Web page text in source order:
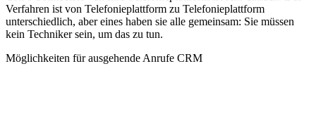
Verfahren ist von Telefonieplattform zu Telefonieplattform
unterschiedlich, aber eines haben sie alle gemeinsam: Sie müssen
kein Techniker sein, um das zu tun.
Möglichkeiten für ausgehende Anrufe CRM